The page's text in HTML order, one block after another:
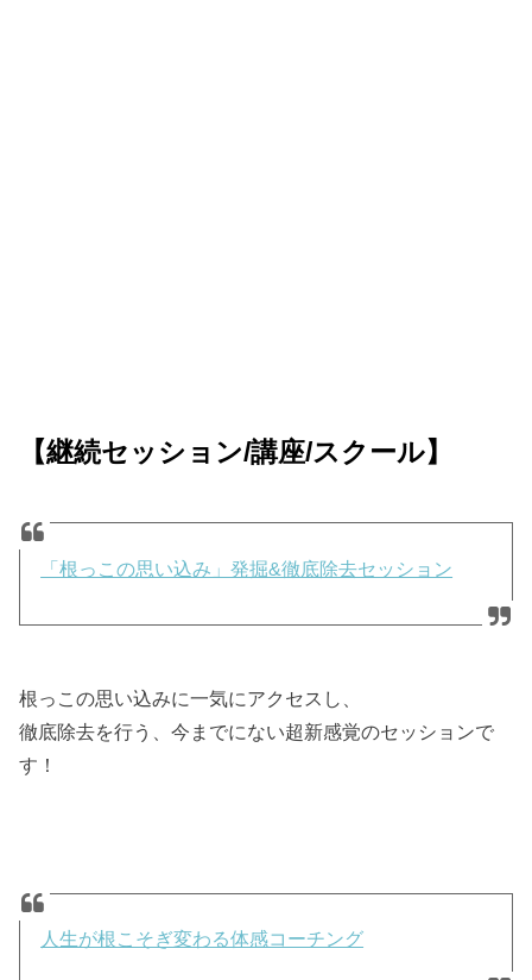
【継続セッション/講座/スクール】
「根っこの思い込み」発掘&徹底除去セッション
根っこの思い込みに一気にアクセスし、
徹底除去を行う、今までにない超新感覚のセッションで
す！
人生が根こそぎ変わる体感コーチング